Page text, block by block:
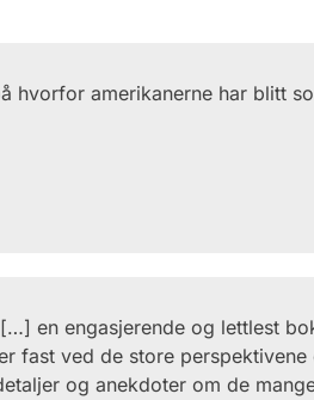
hvorfor amerikanerne har blitt
en engasjerende og lettlest
fast ved de store
og anekdoter om de